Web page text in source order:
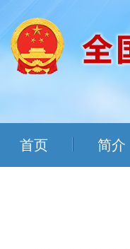
首页 简介